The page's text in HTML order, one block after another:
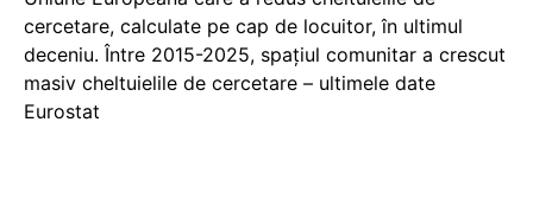
cercetare, calculate pe cap de locuitor, în ultimul
deceniu. Între 2015-2025, spațiul comunitar a crescut
masiv cheltuielile de cercetare – ultimele date
Eurostat